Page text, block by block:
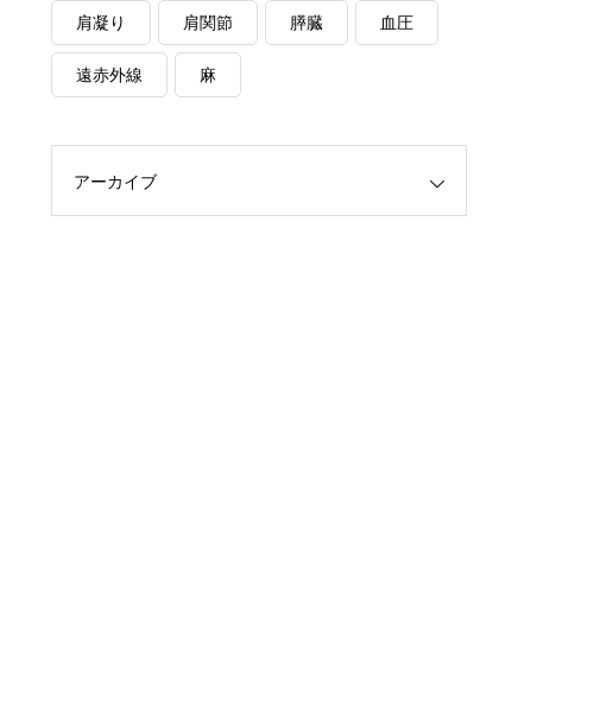
肩凝り 肩関節 膵臓 血圧
遠赤外線 麻
アーカイブ